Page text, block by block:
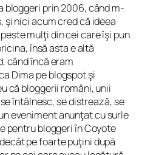
bloggeri prin 2006, când m-
şi nici acum cred că ideea
mulţi din cei care îşi pun
însă asta e altă
când încă eram
Dima pe blogspot şi
că bloggerii români, unii
întâlnesc, se distrează, se
eveniment anunţat cu surle
pentru bloggeri în Coyote
pe foarte puţini după